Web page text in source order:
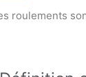
roulements